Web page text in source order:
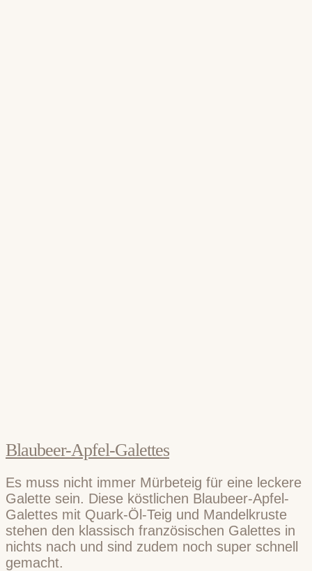
Blaubeer-Apfel-Galettes
Es muss nicht immer Mürbeteig für eine leckere
Galette sein. Diese köstlichen Blaubeer-Apfel-
Galettes mit Quark-Öl-Teig und Mandelkruste
stehen den klassisch französischen Galettes in
nichts nach und sind zudem noch super schnell
gemacht.